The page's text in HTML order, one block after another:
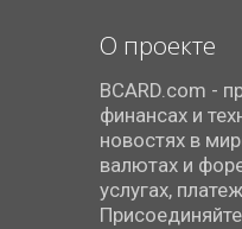
О проекте
BCARD.com -
финансах и
новостях в
валютах и
услугах,